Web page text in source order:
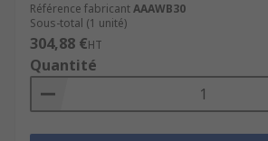
Référence fabricantAAAWB30
Sous-total (1 unité)
304,88 €HT
Quantité